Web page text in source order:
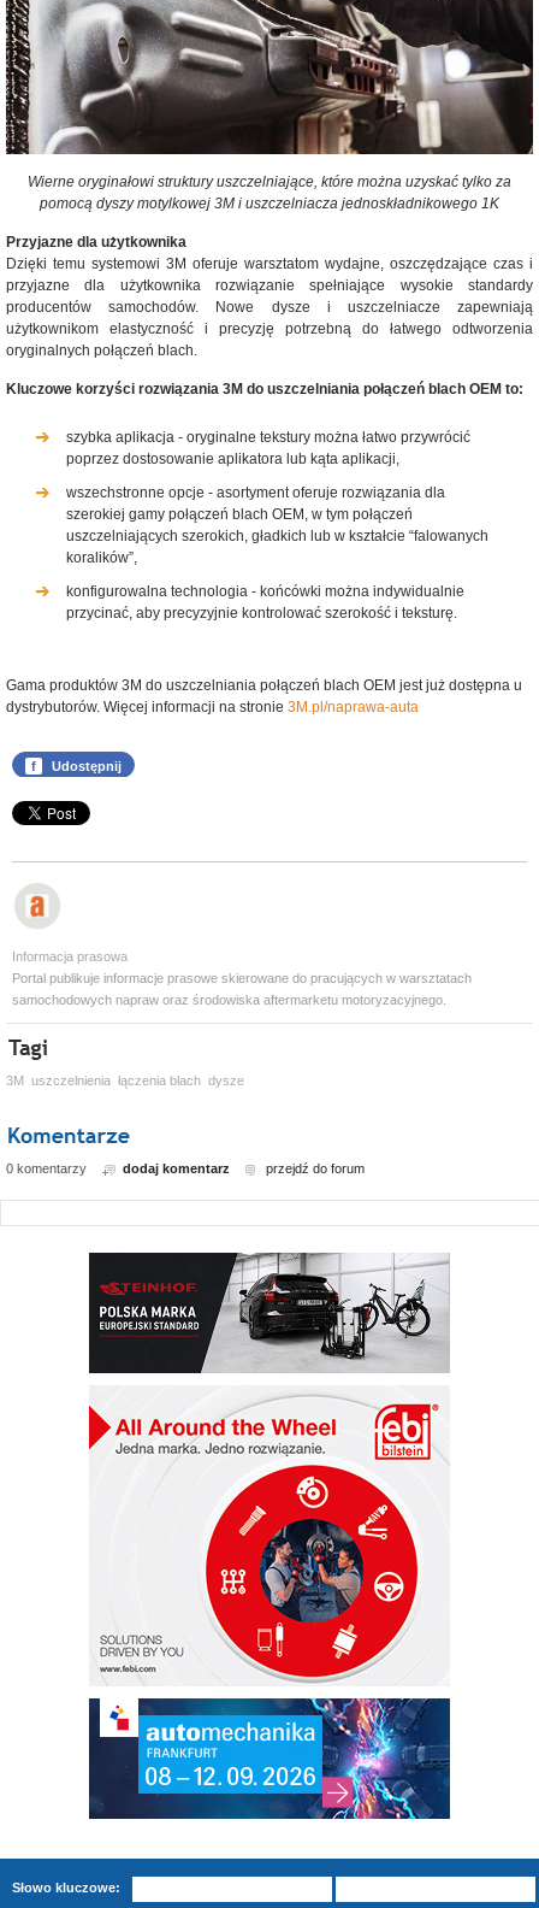
Wierne oryginałowi struktury uszczelniające, które można uzyskać tylko za
pomocą dyszy motylkowej 3M i uszczelniacza jednoskładnikowego 1K
Przyjazne dla użytkownika
Dzięki temu systemowi 3M oferuje warsztatom wydajne, oszczędzające czas i
przyjazne dla użytkownika rozwiązanie spełniające wysokie standardy
producentów samochodów. Nowe dysze i uszczelniacze zapewniają
użytkownikom elastyczność i precyzję potrzebną do łatwego odtworzenia
oryginalnych połączeń blach.
Kluczowe korzyści rozwiązania 3M do uszczelniania połączeń blach OEM to:
szybka aplikacja - oryginalne tekstury można łatwo przywrócić
poprzez dostosowanie aplikatora lub kąta aplikacji,
wszechstronne opcje - asortyment oferuje rozwiązania dla
szerokiej gamy połączeń blach OEM, w tym połączeń
uszczelniających szerokich, gładkich lub w kształcie “falowanych
koralików”,
konfigurowalna technologia - końcówki można indywidualnie
przycinać, aby precyzyjnie kontrolować szerokość i teksturę.
Gama produktów 3M do uszczelniania połączeń blach OEM jest już dostępna u
dystrybutorów. Więcej informacji na stronie 3M.pl/naprawa-auta
f Udostępnij
Informacja prasowa
Portal publikuje informacje prasowe skierowane do pracujących w warsztatach
samochodowych napraw oraz środowiska aftermarketu motoryzacyjnego.
3M uszczelnienia łączenia blach dysze
0 komentarzy dodaj komentarz przejdź do forum
Słowo kluczowe: